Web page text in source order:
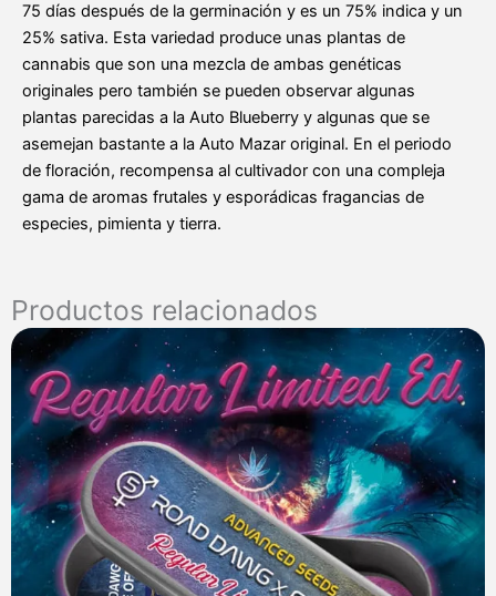
75 días después de la germinación y es un 75% indica y un
25% sativa. Esta variedad produce unas plantas de
cannabis que son una mezcla de ambas genéticas
originales pero también se pueden observar algunas
plantas parecidas a la Auto Blueberry y algunas que se
asemejan bastante a la Auto Mazar original. En el periodo
de floración, recompensa al cultivador con una compleja
gama de aromas frutales y esporádicas fragancias de
especies, pimienta y tierra.
Productos relacionados